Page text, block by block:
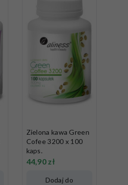
Zielona kawa Green
Cofee 3200 x 100
kaps.
44,90 zł
Dodaj do